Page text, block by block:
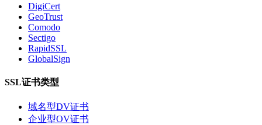
DigiCert
GeoTrust
Comodo
Sectigo
RapidSSL
GlobalSign
SSL证书类型
域名型DV证书
企业型OV证书